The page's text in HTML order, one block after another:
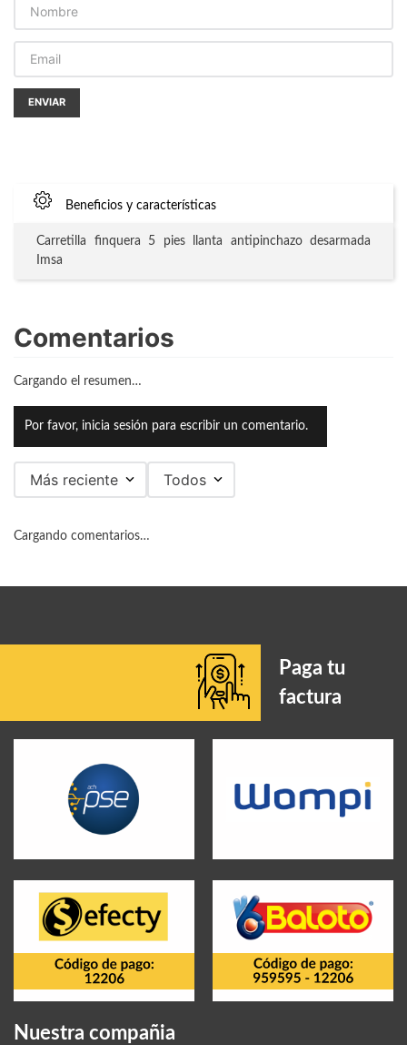
ENVIAR
Beneficios y características
Carretilla finquera 5 pies llanta antipinchazo desarmada
Imsa
Comentarios
Cargando el resumen…
Por favor, inicia sesión para escribir un comentario.
Más reciente Todos
Cargando comentarios…
Paga tu
factura
Nuestra compañia